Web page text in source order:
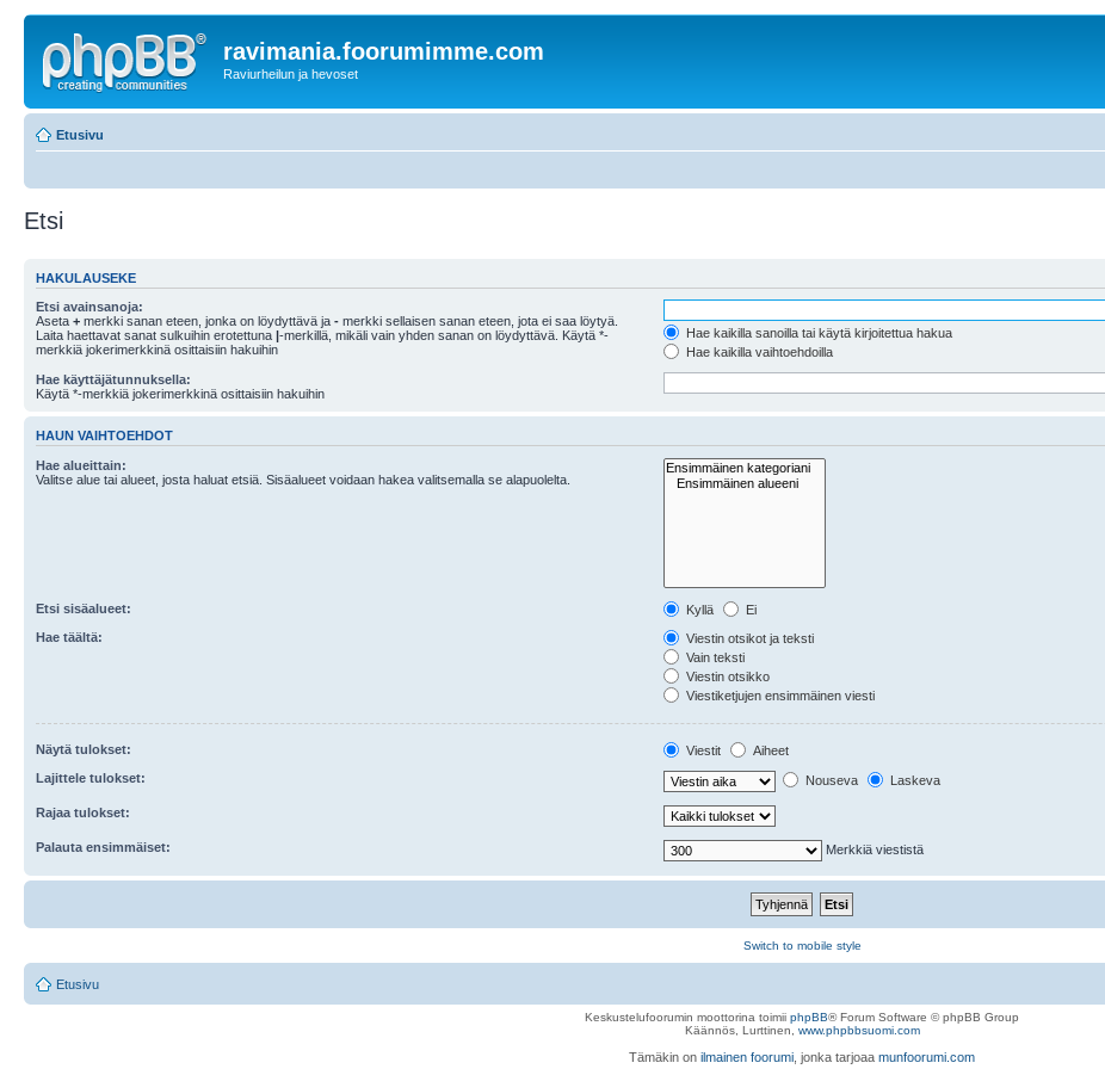
ravimania.foorumimme.com
Raviurheilun ja hevoset
Etusivu
Etsi
HAKULAUSEKE
Etsi avainsanoja:
Aseta + merkki sanan eteen, jonka on löydyttävä ja - merkki sellaisen sanan eteen, jota ei saa löytyä.
Laita haettavat sanat sulkuihin erotettuna |-merkillä, mikäli vain yhden sanan on löydyttävä. Käytä *-
merkkiä jokerimerkkinä osittaisiin hakuihin
Hae kaikilla sanoilla tai käytä kirjoitettua hakua
Hae kaikilla vaihtoehdoilla
Hae käyttäjätunnuksella:
Käytä *-merkkiä jokerimerkkinä osittaisiin hakuihin
HAUN VAIHTOEHDOT
Hae alueittain:
Valitse alue tai alueet, josta haluat etsiä. Sisäalueet voidaan hakea valitsemalla se alapuolelta.
Etsi sisäalueet: Kyllä
Ei
Hae täältä:
Viestin otsikot ja teksti
Vain teksti
Viestin otsikko
Viestiketjujen ensimmäinen viesti
Näytä tulokset: Viestit
Aiheet
Lajittele tulokset:
Nouseva Laskeva
Rajaa tulokset:
Palauta ensimmäiset: Merkkiä viestistä
Switch to mobile style
Etusivu
Keskustelufoorumin moottorina toimii phpBB® Forum Software © phpBB Group
Käännös, Lurttinen, www.phpbbsuomi.com
Tämäkin on ilmainen foorumi , jonka tarjoaa munfoorumi.com